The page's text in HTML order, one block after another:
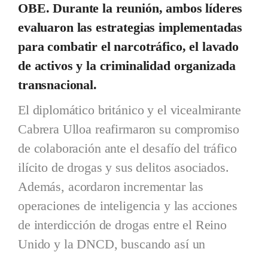
OBE. Durante la reunión, ambos líderes
evaluaron las estrategias implementadas
para combatir el narcotráfico, el lavado
de activos y la criminalidad organizada
transnacional.
El diplomático británico y el vicealmirante
Cabrera Ulloa reafirmaron su compromiso
de colaboración ante el desafío del tráfico
ilícito de drogas y sus delitos asociados.
Además, acordaron incrementar las
operaciones de inteligencia y las acciones
de interdicción de drogas entre el Reino
Unido y la DNCD, buscando así un